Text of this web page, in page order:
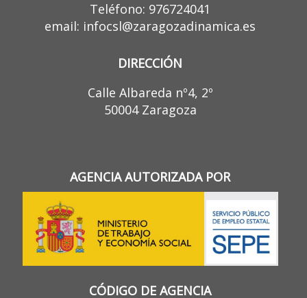
Teléfono: 976724041
email: infocsl@zaragozadinamica.es
DIRECCIÓN
Calle Albareda nº4, 2º
50004 Zaragoza
AGENCIA AUTORIZADA POR
CÓDIGO DE AGENCIA